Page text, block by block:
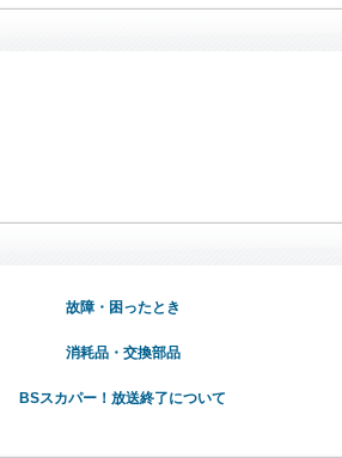
故障・困ったとき
消耗品・交換部品
BSスカパー！放送終了について